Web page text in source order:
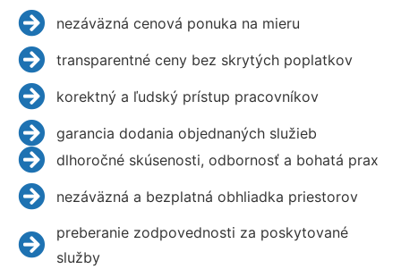
nezáväzná cenová ponuka na mieru
transparentné ceny bez skrytých poplatkov
korektný a ľudský prístup pracovníkov
garancia dodania objednaných služieb
dlhoročné skúsenosti, odbornosť a bohatá prax
nezáväzná a bezplatná obhliadka priestorov
preberanie zodpovednosti za poskytované
služby